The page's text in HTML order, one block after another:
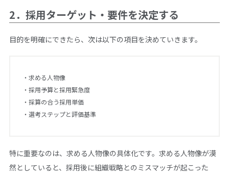
2．採用ターゲット・要件を決定する
目的を明確にできたら、次は以下の項目を決めていきます。
・求める人物像
・採用予算と採用緊急度
・採算の合う採用単価
・選考ステップと評価基準
特に重要なのは、求める人物像の具体化です。求める人物像が漠
然としていると、採用後に組織戦略とのミスマッチが起こった